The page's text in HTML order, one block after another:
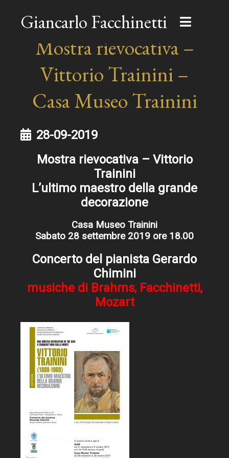
Giancarlo Facchinetti
Mostra rievocativa –
Vittorio Trainini –
Casa Museo Trainini
28-09-2019
Mostra rievocativa – Vittorio
Trainini
L’ultimo maestro della grande
decorazione
Casa Museo Trainini
Sabato 28 settembre 2019 ore 18.00
Concerto del pianista Gerardo
Chimini
musiche di Brahms, Facchinetti,
Mozart